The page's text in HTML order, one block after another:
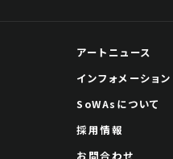
アートニュース
インフォメーション
SoWAsについて
採用情報
お問合わせ